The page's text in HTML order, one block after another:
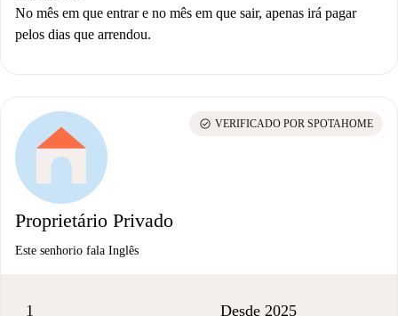
No mês em que entrar e no mês em que sair, apenas irá pagar
pelos dias que arrendou.
Proprietário Privado
Este senhorio fala Inglês
check_circle VERIFICADO POR SPOTAHOME
1 Desde 2025